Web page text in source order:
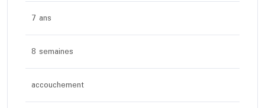
7 ans
8 semaines
accouchement